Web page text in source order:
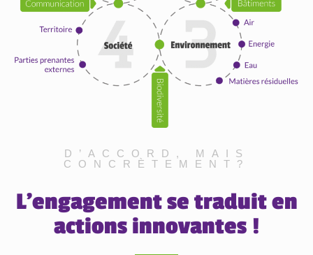
D’ACCORD, MAIS
CONCRÈTEMENT?
L'engagement se traduit en
actions innovantes !